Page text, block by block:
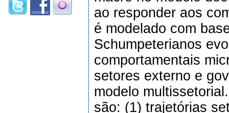
ao responder aos
é modelado com
Schumpeterianos
comportamentais
setores externo e
modelo
são: (1) trajetórias